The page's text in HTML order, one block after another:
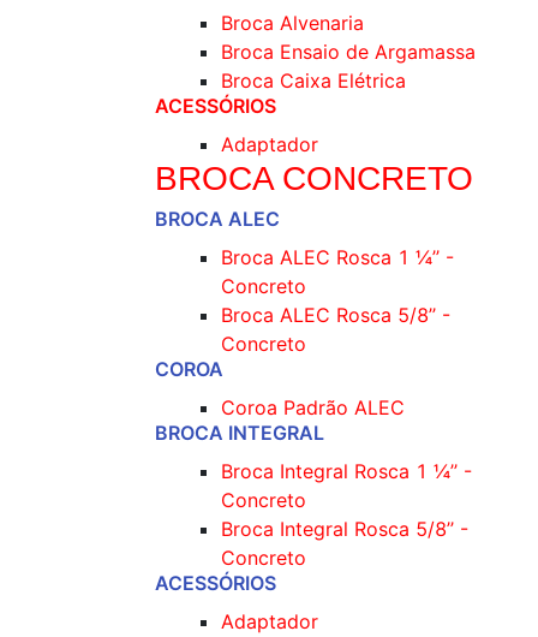
Broca Alvenaria
Broca Ensaio de Argamassa
Broca Caixa Elétrica
ACESSÓRIOS
Adaptador
BROCA CONCRETO
BROCA ALEC
Broca ALEC Rosca 1 ¼’’ -
Concreto
Broca ALEC Rosca 5/8’’ -
Concreto
COROA
Coroa Padrão ALEC
BROCA INTEGRAL
Broca Integral Rosca 1 ¼’’ -
Concreto
Broca Integral Rosca 5/8’’ -
Concreto
ACESSÓRIOS
Adaptador